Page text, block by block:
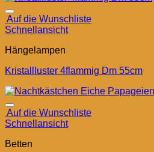
Auf die Wunschliste
Schnellansicht
Hängelampen
Kristallluster 4flammig Dm 55cm
Auf die Wunschliste
Schnellansicht
Betten